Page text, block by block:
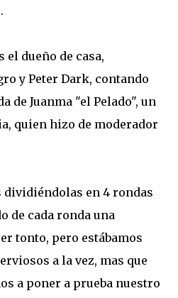
dueño de casa,
y Peter Dark, contando
de Juanma "el Pelado", un
quien hizo de moderador
en 4 rondas
de cada ronda una
tonto, pero estábamos
a la vez, mas que
a poner a prueba nuestro